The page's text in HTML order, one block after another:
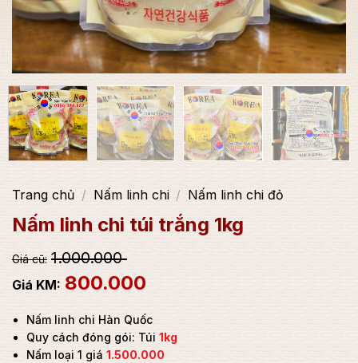
Trang chủ / Nấm linh chi / Nấm linh chi đỏ
Nấm linh chi túi trắng 1kg
1.000.000
800.000
Nấm linh chi Hàn Quốc
Quy cách đóng gói: Túi1kg
Nấm loại 1 giá1.500.000